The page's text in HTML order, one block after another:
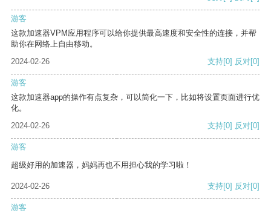
游客
这款加速器VPM应用程序可以给你提供最高速度和安全性的连接，并帮
助你在网络上自由移动。
2024-02-26
支持[0] 反对[0]
游客
这款加速器app的操作有点复杂，可以简化一下，比如将设置页面进行优
化。
2024-02-26
支持[0] 反对[0]
游客
超级好用的加速器，妈妈再也不用担心我的学习啦！
2024-02-26 支持[0] 反对[0]
游客